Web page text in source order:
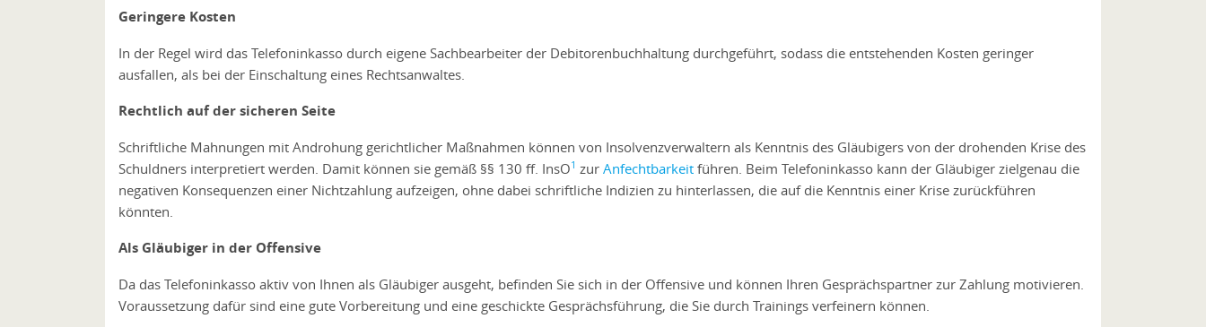
Geringere Kosten
In der Regel wird das Telefoninkasso durch eigene Sachbearbeiter der Debitorenbuchhaltung durchgeführt, sodass die entstehenden Kosten geringer
ausfallen, als bei der Einschaltung eines Rechtsanwaltes.
Rechtlich auf der sicheren Seite
Schriftliche Mahnungen mit Androhung gerichtlicher Maßnahmen können von Insolvenzverwaltern als Kenntnis des Gläubigers von der drohenden Krise des
Schuldners interpretiert werden. Damit können sie gemäß §§ 130 ff. InsO1 zur Anfechtbarkeit führen. Beim Telefoninkasso kann der Gläubiger zielgenau die
negativen Konsequenzen einer Nichtzahlung aufzeigen, ohne dabei schriftliche Indizien zu hinterlassen, die auf die Kenntnis einer Krise zurückführen
könnten.
Als Gläubiger in der Offensive
Da das Telefoninkasso aktiv von Ihnen als Gläubiger ausgeht, befinden Sie sich in der Offensive und können Ihren Gesprächspartner zur Zahlung motivieren.
Voraussetzung dafür sind eine gute Vorbereitung und eine geschickte Gesprächsführung, die Sie durch Trainings verfeinern können.